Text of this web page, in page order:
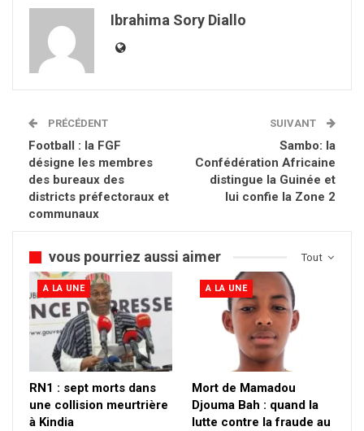
Ibrahima Sory Diallo
PRÉCÉDENT
Football : la FGF
désigne les membres
des bureaux des
districts préfectoraux et
communaux
SUIVANT
Sambo: la
Confédération Africaine
distingue la Guinée et
lui confie la Zone 2
Tout
vous pourriez aussi aimer
A LA UNE
RN1 : sept morts dans
une collision meurtrière
à Kindia
A LA UNE
Mort de Mamadou
Djouma Bah : quand la
lutte contre la fraude au